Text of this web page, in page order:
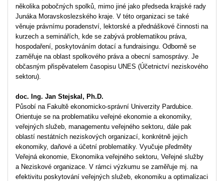
několika pobočných spolků, mimo jiné jako předseda krajské rady
Junáka Moravskoslezského kraje. V této organizaci se také
věnuje právnímu poradenství, lektorské a přednáškové činnosti na
kurzech a seminářích, kde se zabývá problematikou práva,
hospodaření, poskytováním dotací a fundraisingu. Odborně se
zaměřuje na oblast spolkového práva a obecní samosprávy. Je
občasným přispěvatelem časopisu UNES (Účetnictví neziskového
sektoru).
doc. Ing. Jan Stejskal, Ph.D.
Působí na Fakultě ekonomicko-správní Univerzity Pardubice.
Orientuje se na problematiku veřejné ekonomie a ekonomiky,
veřejných služeb, managementu veřejného sektoru, dále pak
oblastí nestátních neziskových organizací, konkrétně jejich
ekonomiky, daňové a účetní problematiky. Vyučuje předměty
Veřejná ekonomie, Ekonomika veřejného sektoru, Veřejné služby
a Neziskové organizace. V rámci výzkumu se zaměřuje mj. na
efektivitu poskytování veřejných služeb, ekonomiku a optimalizaci